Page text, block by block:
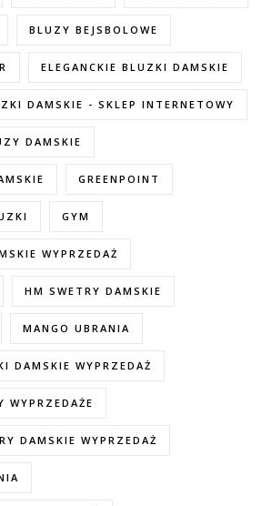
BLUZY BEJSBOLOWE
ELEGANCKIE BLUZKI DAMSKIE
DAMSKIE - SKLEP INTERNETOWY
DAMSKIE
GREENPOINT
GYM
WYPRZEDAŻ
HM SWETRY DAMSKIE
MANGO UBRANIA
DAMSKIE WYPRZEDAŻ
WYPRZEDAŻE
DAMSKIE WYPRZEDAŻ